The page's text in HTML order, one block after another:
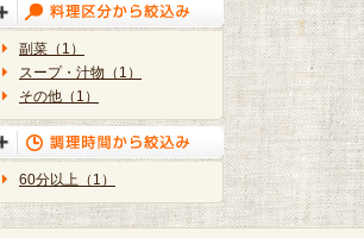
副菜（1）
スープ・汁物（1）
その他（1）
60分以上（1）